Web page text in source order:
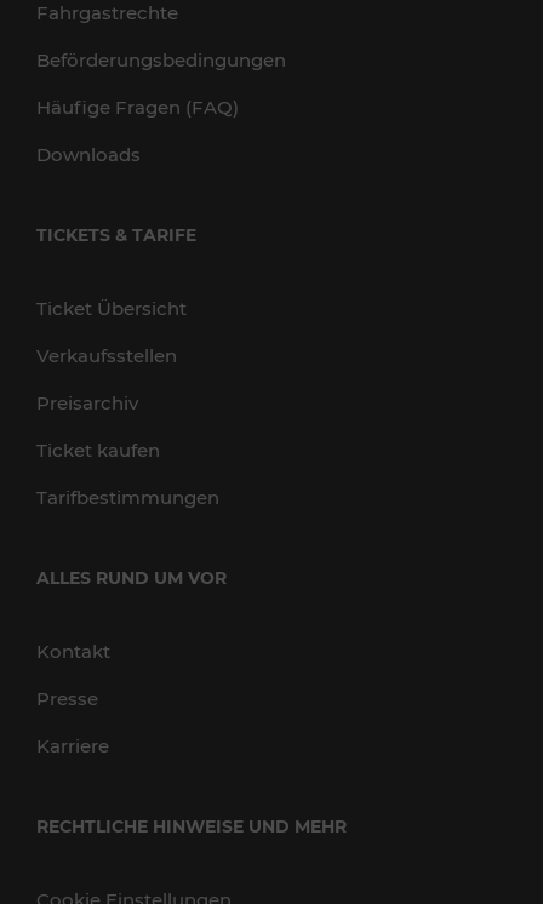
Fahrgastrechte
Beförderungsbedingungen
Häufige Fragen (FAQ)
Downloads
TICKETS & TARIFE
Ticket Übersicht
Verkaufsstellen
Preisarchiv
Ticket kaufen
Tarifbestimmungen
ALLES RUND UM VOR
Kontakt
Presse
Karriere
RECHTLICHE HINWEISE UND MEHR